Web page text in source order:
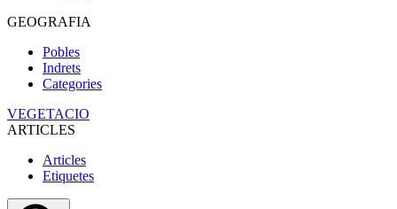
GEOGRAFIA
Pobles
Indrets
Categories
VEGETACIO
ARTICLES
Articles
Etiquetes